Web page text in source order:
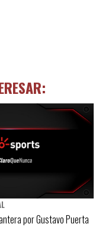
por Gustavo Puerta